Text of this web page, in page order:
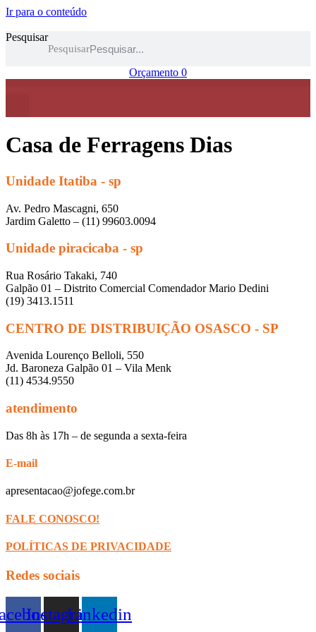
Ir para o conteúdo
Pesquisar
Pesquisar
Orçamento 0
Casa de Ferragens Dias
Unidade Itatiba - sp
Av. Pedro Mascagni, 650
Jardim Galetto – (11) 99603.0094
Unidade piracicaba - sp
Rua Rosário Takaki, 740
Galpão 01 – Distrito Comercial Comendador Mario Dedini
(19) 3413.1511
CENTRO DE DISTRIBUIÇÃO OSASCO - SP
Avenida Lourenço Belloli, 550
Jd. Baroneza Galpão 01 – Vila Menk
(11) 4534.9550
atendimento
Das 8h às 17h – de segunda a sexta-feira
E-mail
apresentacao@jofege.com.br
FALE CONOSCO!
POLÍTICAS DE PRIVACIDADE
Redes sociais
InstagramLinkedin